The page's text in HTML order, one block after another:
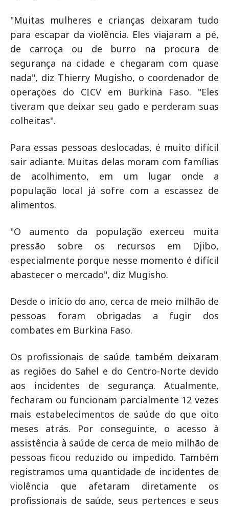
"Muitas mulheres e crianças deixaram tudo
para escapar da violência. Eles viajaram a pé,
de carroça ou de burro na procura de
segurança na cidade e chegaram com quase
nada", diz Thierry Mugisho, o coordenador de
operações do CICV em Burkina Faso. "Eles
tiveram que deixar seu gado e perderam suas
colheitas".
Para essas pessoas deslocadas, é muito difícil
sair adiante. Muitas delas moram com famílias
de acolhimento, em um lugar onde a
população local já sofre com a escassez de
alimentos.
"O aumento da população exerceu muita
pressão sobre os recursos em Djibo,
especialmente porque nesse momento é difícil
abastecer o mercado", diz Mugisho.
Desde o início do ano, cerca de meio milhão de
pessoas foram obrigadas a fugir dos
combates em Burkina Faso.
Os profissionais de saúde também deixaram
as regiões do Sahel e do Centro-Norte devido
aos incidentes de segurança. Atualmente,
fecharam ou funcionam parcialmente 12 vezes
mais estabelecimentos de saúde do que oito
meses atrás. Por conseguinte, o acesso à
assistência à saúde de cerca de meio milhão de
pessoas ficou reduzido ou impedido. Também
registramos uma quantidade de incidentes de
violência que afetaram diretamente os
profissionais de saúde, seus pertences e seus